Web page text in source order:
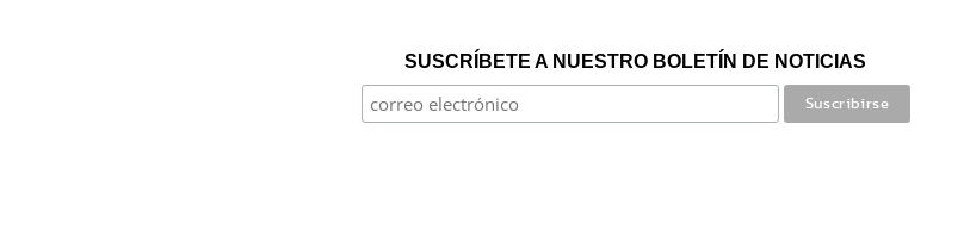
SUSCRÍBETE A NUESTRO BOLETÍN DE NOTICIAS